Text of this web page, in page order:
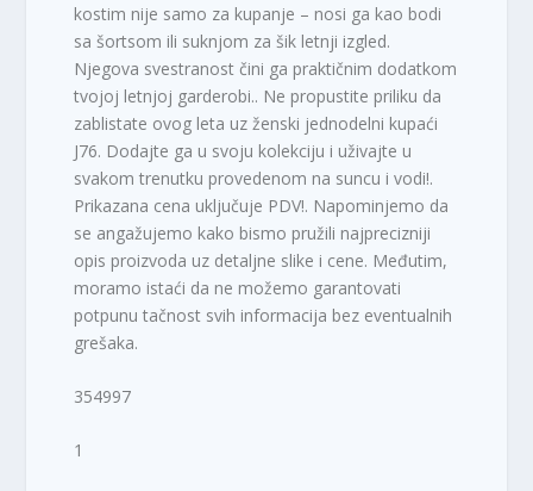
kostim nije samo za kupanje – nosi ga kao bodi
sa šortsom ili suknjom za šik letnji izgled.
Njegova svestranost čini ga praktičnim dodatkom
tvojoj letnjoj garderobi.. Ne propustite priliku da
zablistate ovog leta uz ženski jednodelni kupaći
J76. Dodajte ga u svoju kolekciju i uživajte u
svakom trenutku provedenom na suncu i vodi!.
Prikazana cena uključuje PDV!. Napominjemo da
se angažujemo kako bismo pružili najprecizniji
opis proizvoda uz detaljne slike i cene. Međutim,
moramo istaći da ne možemo garantovati
potpunu tačnost svih informacija bez eventualnih
grešaka.
354997
1